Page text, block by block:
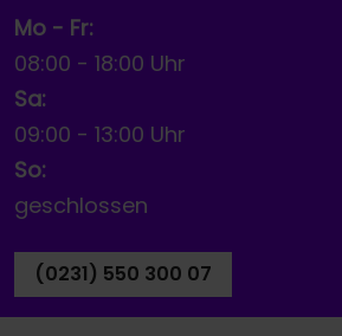
Mo - Fr:
08:00 - 18:00 Uhr
Sa:
09:00 - 13:00 Uhr
So:
geschlossen
(0231) 550 300 07